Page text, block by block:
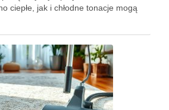
ciepłe, jak i chłodne tonacje mogą
odbiór przestrzeni. Przyjrzymy się, jak